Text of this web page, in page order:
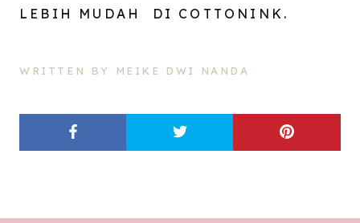
LEBIH MUDAH DI COTTONINK.
WRITTEN BY MEIKE DWI NANDA